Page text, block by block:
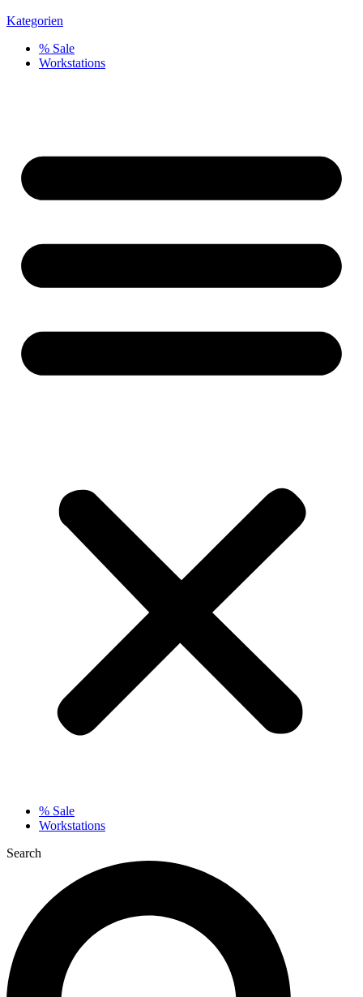
Kategorien
% Sale
Workstations
% Sale
Workstations
Search